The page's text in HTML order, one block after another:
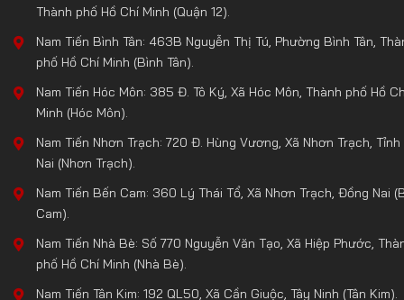
Thành phố Hồ Chí Minh (Quận 12).
Nam Tiến Bình Tân: 463B Nguyễn Thị Tú, Phường Bình Tân,
phố Hồ Chí Minh (Bình Tân).
Nam Tiến Hóc Môn: 385 Đ. Tô Ký, Xã Hóc Môn, Thành phố Hồ
Minh (Hóc Môn).
Nam Tiến Nhơn Trạch: 720 Đ. Hùng Vương, Xã Nhơn Trạch,
Nai (Nhơn Trạch).
Nam Tiến Bến Cam: 360 Lý Thái Tổ, Xã Nhơn Trạch, Đồng Nai
Cam).
Nam Tiến Nhà Bè: Số 770 Nguyễn Văn Tạo, Xã Hiệp Phước,
phố Hồ Chí Minh (Nhà Bè).
Nam Tiến Tân Kim: 192 QL50, Xã Cần Giuộc, Tây Ninh (Tân Kim).